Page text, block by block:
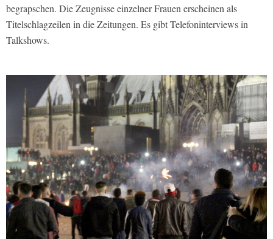
begrapschen. Die Zeugnisse einzelner Frauen erscheinen als
Titelschlagzeilen in die Zeitungen. Es gibt Telefoninterviews in
Talkshows.